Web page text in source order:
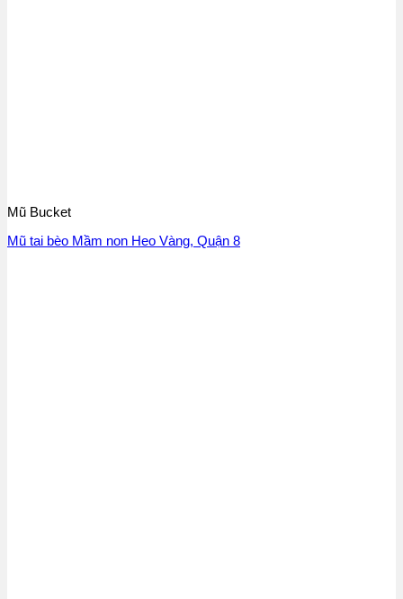
Mũ Bucket
Mũ tai bèo Mầm non Heo Vàng, Quận 8